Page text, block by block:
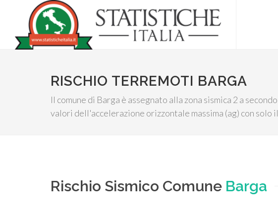
RISCHIO TERREMOTI BARGA
Il comune di Barga è assegnato alla zona sismica 2 a
valori dell'accelerazione orizzontale massima (ag) con solo
Rischio Sismico Comune Barga